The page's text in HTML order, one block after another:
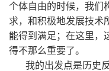
个体自由的时候，我们
求，和积极地发展技术
能得到满足；在这里，
得不那么重要了。
我的出发点是历史